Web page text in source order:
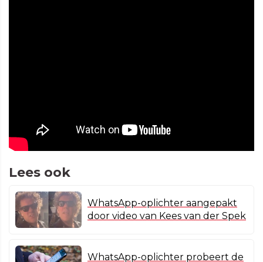
Lees ook
WhatsApp-oplichter aangepakt
door video van Kees van der Spek
WhatsApp-oplichter probeert de